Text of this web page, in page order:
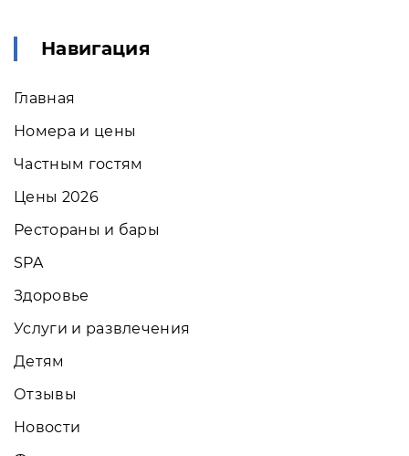
Навигация
Главная
Номера и цены
Частным гостям
Цены 2026
Рестораны и бары
SPA
Здоровье
Услуги и развлечения
Детям
Отзывы
Новости